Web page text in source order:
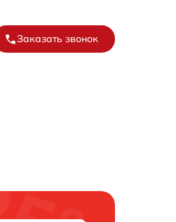
Заказать звонок